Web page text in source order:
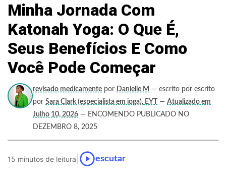
Minha Jornada Com
Katonah Yoga: O Que É,
Seus Benefícios E Como
Você Pode Começar
revisado medicamente por Danielle M — escrito por escrito
por Sara Clark (especialista em ioga), EYT — Atualizado em
Julho 10, 2026 — ENCOMENDO PUBLICADO NO
DEZEMBRO 8, 2025
15 minutos de leitura escutar